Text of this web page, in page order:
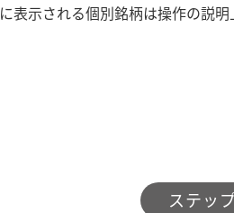
表示される個別銘柄は操作の説
ステッ